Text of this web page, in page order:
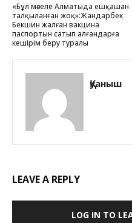
«Бұл мәселе Алматыда ешқашан
талқыланған жоқ»:Жандарбек
Бекшин жалған вакцина
паспортын сатып алғандарға
кешірім беру туралы
Қуаныш
LEAVE A REPLY
LOG IN TO